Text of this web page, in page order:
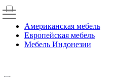
Американская мебель
Европейская мебель
Мебель Индонезии